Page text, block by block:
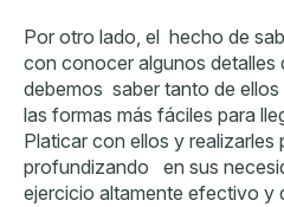
Por otro lado, el hecho de
con conocer algunos detalles
debemos saber tanto de
las formas más fáciles para
Platicar con ellos y realizarles
profundizando en sus
ejercicio altamente efectivo y